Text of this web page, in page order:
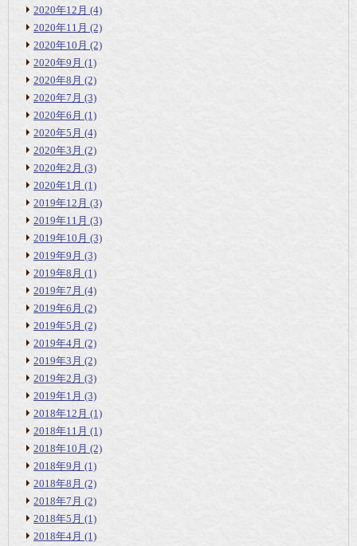
2020年12月 (4)
2020年11月 (2)
2020年10月 (2)
2020年9月 (1)
2020年8月 (2)
2020年7月 (3)
2020年6月 (1)
2020年5月 (4)
2020年3月 (2)
2020年2月 (3)
2020年1月 (1)
2019年12月 (3)
2019年11月 (3)
2019年10月 (3)
2019年9月 (3)
2019年8月 (1)
2019年7月 (4)
2019年6月 (2)
2019年5月 (2)
2019年4月 (2)
2019年3月 (2)
2019年2月 (3)
2019年1月 (3)
2018年12月 (1)
2018年11月 (1)
2018年10月 (2)
2018年9月 (1)
2018年8月 (2)
2018年7月 (2)
2018年5月 (1)
2018年4月 (1)